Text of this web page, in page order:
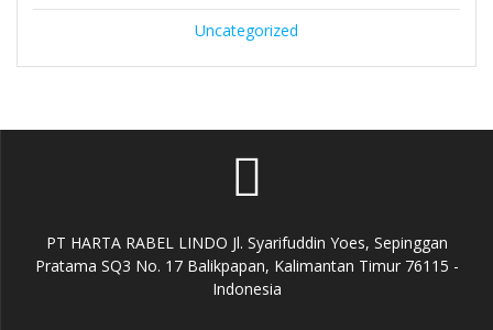
Uncategorized
PT HARTA RABEL LINDO Jl. Syarifuddin Yoes, Sepinggan
Pratama SQ3 No. 17 Balikpapan, Kalimantan Timur 76115 -
Indonesia